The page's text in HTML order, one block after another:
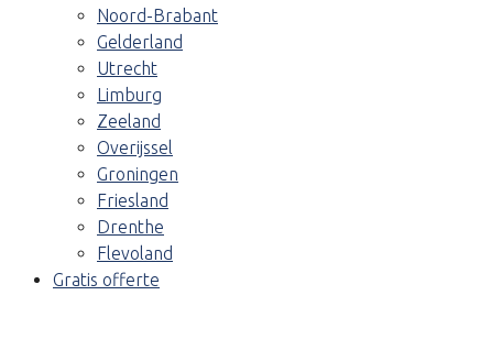
Noord-Brabant
Gelderland
Utrecht
Limburg
Zeeland
Overijssel
Groningen
Friesland
Drenthe
Flevoland
Gratis offerte